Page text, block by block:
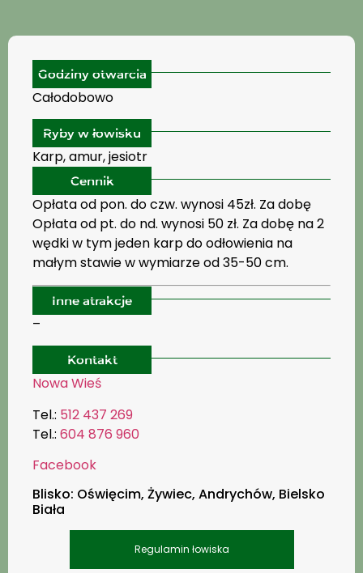
Godziny otwarcia
Całodobowo
Ryby w łowisku
Karp, amur, jesiotr
Cennik
Opłata od pon. do czw. wynosi 45zł. Za dobę
Opłata od pt. do nd. wynosi 50 zł. Za dobę na 2
wędki w tym jeden karp do odłowienia na
małym stawie w wymiarze od 35-50 cm.
Inne atrakcje
–
Kontakt
Nowa Wieś
Tel.: 512 437 269
Tel.: 604 876 960
Facebook
Blisko: Oświęcim, Żywiec, Andrychów, Bielsko
Biała
Regulamin łowiska